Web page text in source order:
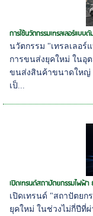
การใช้นวัตกรรมเทรลเลอร์แบบ
นวัตกรรม "เทรลเลอ
การขนส่งยุคใหม่ ในอุ
ขนส่งสินค้าขนาดใหญ่
เป็...
เปิดเทรนด์สถาปัตยกรรมไฟฟ้า
เปิดเทรนด์ "สถาปัตยก
ยุคใหม่ ในช่วงไม่กี่ปีที่